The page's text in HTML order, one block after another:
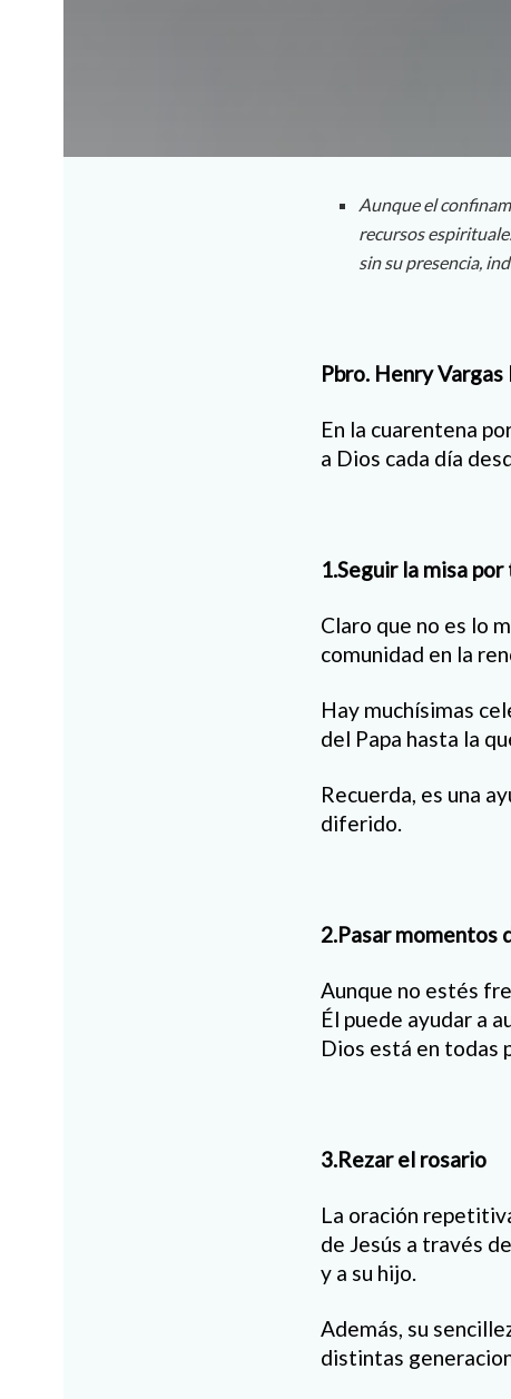
Aunque el
recursos
sin su presencia,
Pbro. Henry
En la cuarentena
a Dios cada día
1.Seguir la misa
Claro que no es lo
comunidad en la
Hay muchísimas
del Papa hasta la
Recuerda, es una
diferido.
2.Pasar momentos
Aunque no estés
Él puede ayudar a
Dios está en todas
3.Rezar el rosario
La oración
de Jesús a través
y a su hijo.
Además, su
distintas